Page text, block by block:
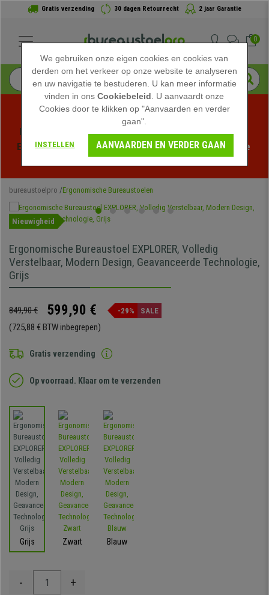
Gratis verzending 30 dagen Retourrecht 2 jaar Garantie
0
Profiteer van de Zomeruitverkoop bij bureaustoelpro!
Exclusieve kortingen voor een beperkte tijd - Bekijk de
bureaustoelpro Ergonomische Bureaustoelen
Nieuwigheid
Ergonomische Bureaustoel EXPLORER, Volledig
Verstelbaar, Modern Design, Geavanceerde Technologie,
Grijs
849,90 € 599,90 € -29% SALE
(725,88 € BTW inbegrepen)
Gratis verzending
Op voorraad. Klaar om te verzenden
Grijs Zwart Blauw
- +
We gebruiken onze eigen cookies en cookies van
derden om het verkeer op onze website te analyseren
en uw navigatie te bestuderen. U kan meer informatie
vinden in onsCookiebeleid . U aanvaardt onze
Cookies door te klikken op "Aanvaarden en verder
gaan".
INSTELLEN AANVAARDEN EN VERDER GAAN